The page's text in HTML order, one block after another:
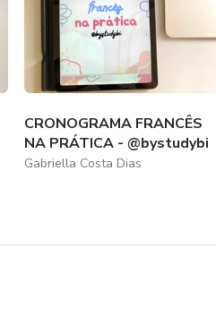
CRONOGRAMA FRANCÊS
NA PRÁTICA - @bystudybi
Gabriella Costa Dias